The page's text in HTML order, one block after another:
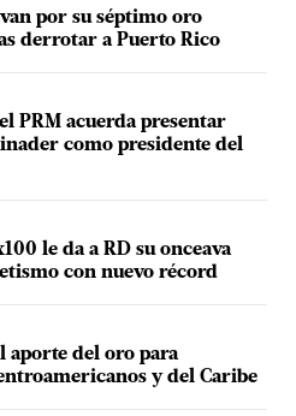
por su séptimo oro
derrotar a Puerto Rico
PRM acuerda presentar
como presidente del
le da a RD su onceava
con nuevo récord
aporte del oro para
y del Caribe